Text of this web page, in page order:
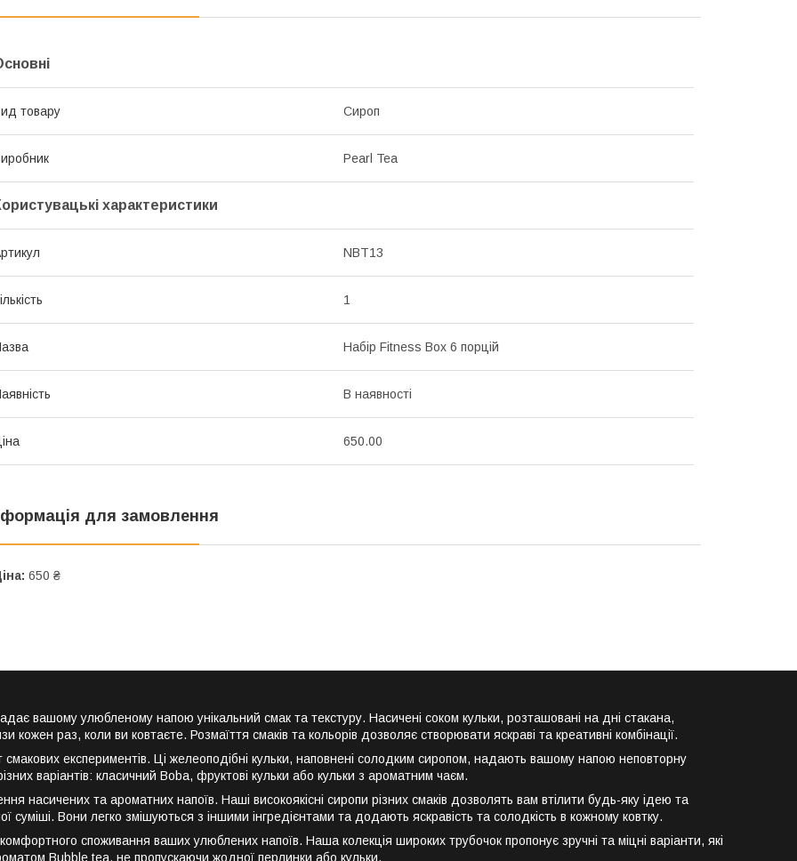
товару Сироп
Pearl Tea
характеристики
NBT13
1
Набір Fitness Box 6 порцій
В наявності
650.00
для замовлення
650 ₴
вашому улюбленому напою унікальний смак та текстуру. Насичені соком кульки, розташовані на дні стакана,
раз, коли ви ковтаєте. Розмаїття смаків та кольорів дозволяє створювати яскраві та креативні комбінації.
експериментів. Ці желеоподібні кульки, наповнені солодким сиропом, надають вашому напою неповторну
варіантів: класичний Boba, фруктові кульки або кульки з ароматним чаєм.
насичених та ароматних напоїв. Наші високоякісні сиропи різних смаків дозволять вам втілити будь-яку ідею та
суміші. Вони легко змішуються з іншими інгредієнтами та додають яскравість та солодкість в кожному ковтку.
споживання ваших улюблених напоїв. Наша колекція широких трубочок пропонує зручні та міцні варіанти, які
Bubble tea, не пропускаючи жодної перлинки або кульки.